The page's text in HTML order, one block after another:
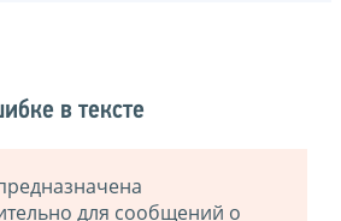
в тексте
для сообщений о